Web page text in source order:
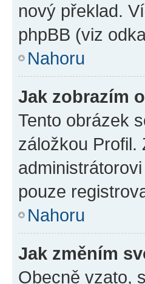
nový překlad.
phpBB (viz
Nahoru
Jak zobrazím
Tento obrázek
záložkou Profil.
pouze
Nahoru
Jak změním
Obecně vzato,